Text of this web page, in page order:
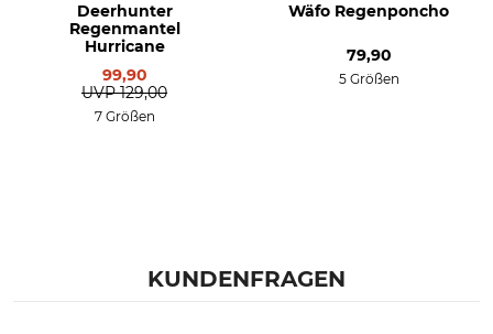
Winddichtigkeit
windabweisend
Farbe
Konfektionsgröße
Deerhunter
Regenmantel
Hurricane
99,90
UVP 129,00
7 Größen
Wäfo Regenponcho
79,90
5 Größen
KUNDENFRAGEN